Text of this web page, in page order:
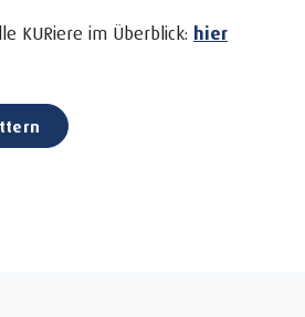
KURiere im Überblick: hier